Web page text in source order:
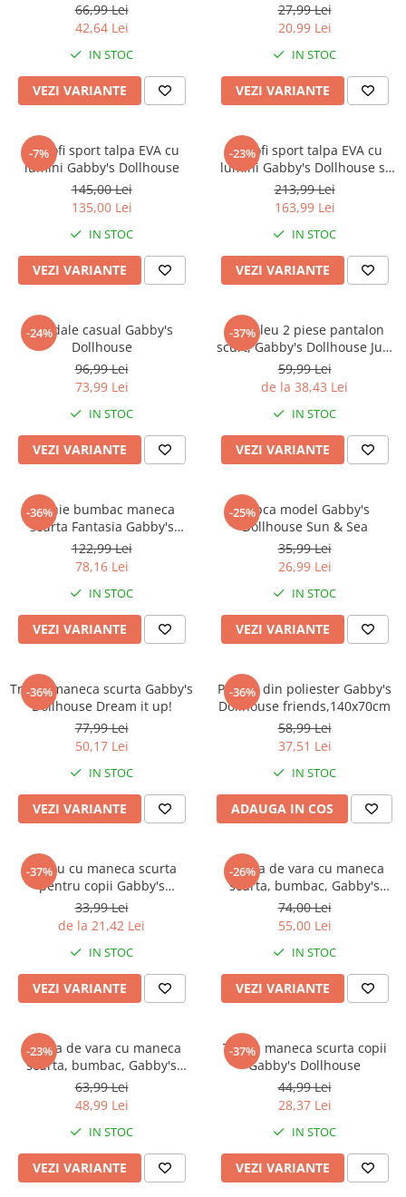
66,99 Lei
42,64 Lei
IN STOC
VEZI VARIANTE
27,99 Lei
20,99 Lei
IN STOC
VEZI VARIANTE
-7%
Pantofi sport talpa EVA cu
lumini Gabby's Dollhouse
145,00 Lei
135,00 Lei
IN STOC
VEZI VARIANTE
-23%
Pantofi sport talpa EVA cu
lumini Gabby's Dollhouse si
Pandy Paws
213,99 Lei
163,99 Lei
IN STOC
VEZI VARIANTE
-24%
Sandale casual Gabby's
Dollhouse
96,99 Lei
73,99 Lei
IN STOC
VEZI VARIANTE
-37%
Compleu 2 piese pantalon
scurt, Gabby's Dollhouse Just
Chillin'
59,99 Lei
de la 38,43 Lei
IN STOC
VEZI VARIANTE
-36%
Rochie bumbac maneca
scurta Fantasia Gabby's
Dollhouse
122,99 Lei
78,16 Lei
IN STOC
VEZI VARIANTE
-25%
Sapca model Gabby's
Dollhouse Sun & Sea
35,99 Lei
26,99 Lei
IN STOC
VEZI VARIANTE
-36%
Tricou maneca scurta Gabby's
Dollhouse Dream it up!
77,99 Lei
50,17 Lei
IN STOC
VEZI VARIANTE
-36%
Prosop din poliester Gabby's
Dollhouse friends,140x70cm
58,99 Lei
37,51 Lei
IN STOC
ADAUGA IN COS
-37%
Tricou cu maneca scurta
pentru copii Gabby's
Dollhouse Sirena
33,99 Lei
de la 21,42 Lei
IN STOC
VEZI VARIANTE
-26%
Pijama de vara cu maneca
scurta, bumbac, Gabby's
Dollhouse Meow Time
74,00 Lei
55,00 Lei
IN STOC
VEZI VARIANTE
-23%
Pijama de vara cu maneca
scurta, bumbac, Gabby's
Dollhouse Treat Time
63,99 Lei
48,99 Lei
IN STOC
VEZI VARIANTE
-37%
Tricou maneca scurta copii
Gabby's Dollhouse
44,99 Lei
28,37 Lei
IN STOC
VEZI VARIANTE